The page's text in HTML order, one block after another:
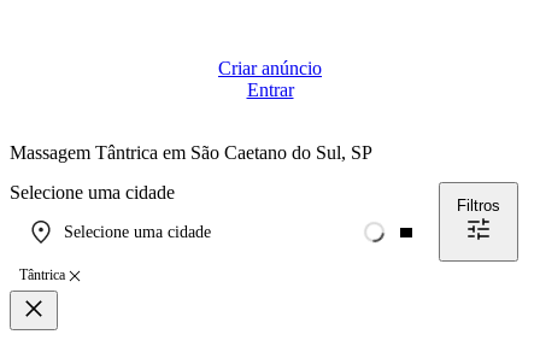
Criar anúncio
Entrar
Massagem Tântrica em São Caetano do Sul, SP
Selecione uma cidade
Selecione uma cidade
Filtros
Tântrica